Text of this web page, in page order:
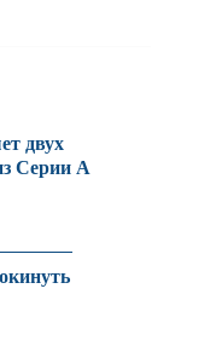
двух
Серии A